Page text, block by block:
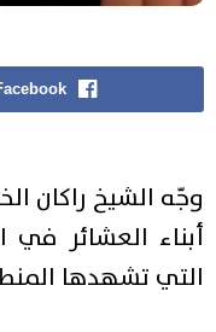
وجّه الشيخ راكان
أبناء العشائر
التي تشهدها